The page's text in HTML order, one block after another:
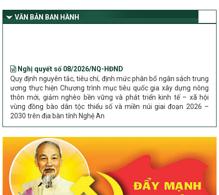
Nghệ An
Bộ Dân tộc và Tôn giáo làm việc với UBND tỉnh về tình hình thực
VĂN BẢN BAN HÀNH
Quy định nguyên tắc, tiêu chí, định mức phân bổ ngân sách trung
ương thực hiện Chương trình mục tiêu quốc gia xây dựng nông
thôn mới, giảm nghèo bền vững và phát triển kinh tế – xã hội
vùng đồng bào dân tộc thiểu số và miền núi giai đoạn 2026 –
2030 trên địa bàn tỉnh Nghệ An
Chỉ Thị số 22-CT/TU
nông thôn mới, giảm nghèo bền vững và phát triển kinh tế – xã
hội vùng đồng bào dân tộc thiểu số và miền núi giai đoạn 2026 –
2030 trên địa bàn tỉnh Nghệ An
Quyết định số 2490/QĐ-UBND
Về việc thành lập Ban Chỉ đạo Chương trình mục tiều quốc gia xây
dựng nông thôn mới, giảm nghèo bền vững và phát triển kinh tế –